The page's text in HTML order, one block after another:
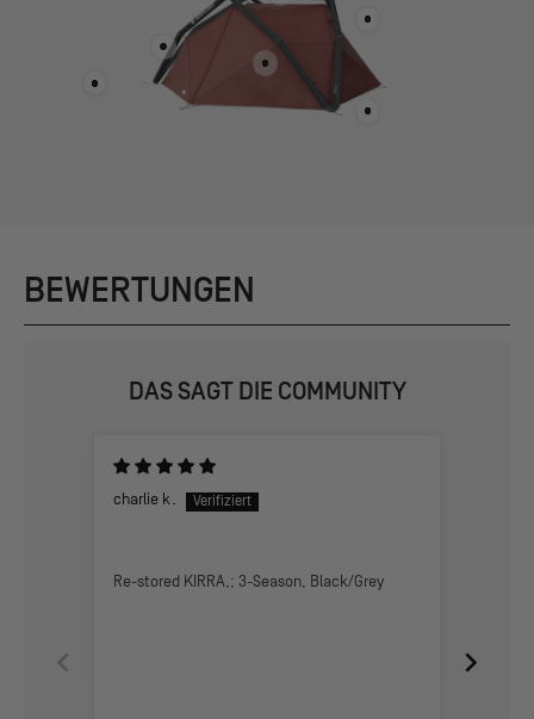
BEWERTUNGEN
DAS SAGT DIE COMMUNITY
charlie k.
Re-stored KIRRA,; 3-Season, Black/Grey